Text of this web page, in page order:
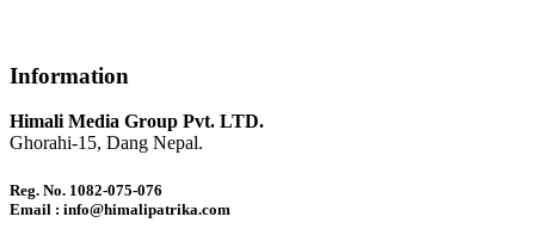
Information
Himali Media Group Pvt. LTD.
Ghorahi-15, Dang Nepal.
Reg. No. 1082-075-076
Email : info@himalipatrika.com